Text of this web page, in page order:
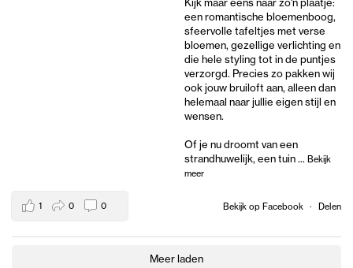
Kijk maar eens naar zo'n plaatje:
een romantische bloemenboog,
sfeervolle tafeltjes met verse
bloemen, gezellige verlichting en
die hele styling tot in de puntjes
verzorgd. Precies zo pakken wij
ook jouw bruiloft aan, alleen dan
helemaal naar jullie eigen stijl en
wensen.
Of je nu droomt van een
strandhuwelijk, een tuin... Bekijk
meer
Bekijk op Facebook · Delen
1 0 0
Meer laden